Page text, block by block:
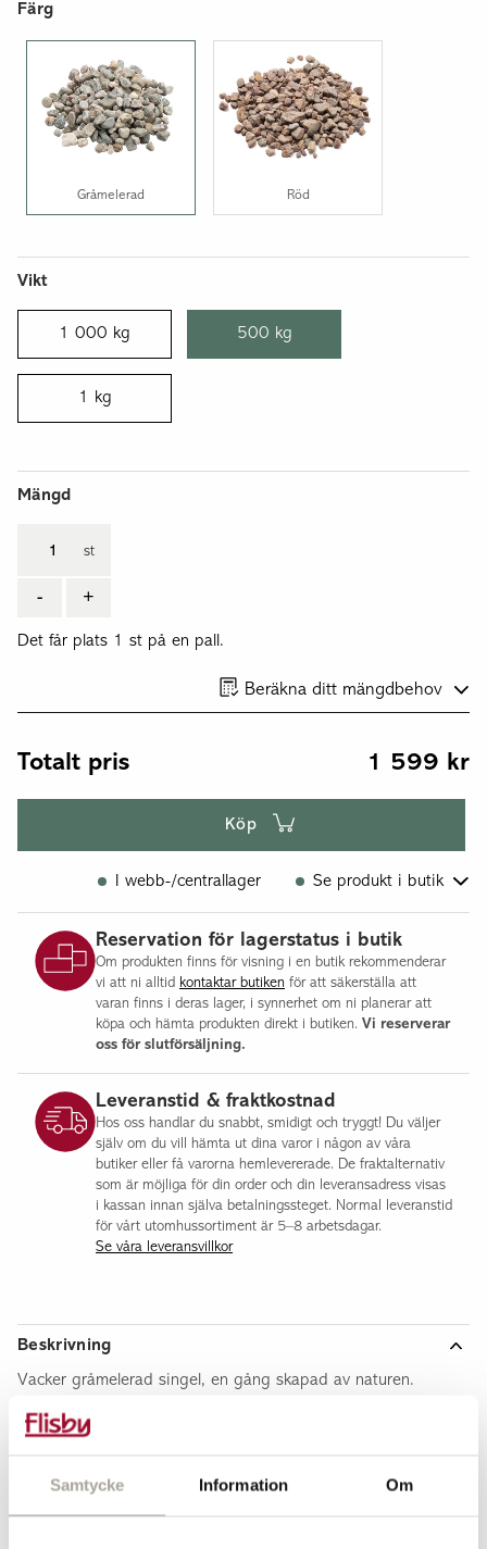
Samtycke Information Om
Beskrivning
Vacker gråmelerad singel, en gång skapad av naturen.
i de flesta trädgårdar tack vare sin melerade färgsättning.
Åtgång
Färg
Gråmelerad Röd
Vikt
1 000 kg 500 kg
1 kg
Mängd
st
- +
Det får plats 1 st på en pall.
Beräkna ditt mängdbehov
Totalt pris 1 599 kr
Köp
I webb-/centrallager Se produkt i butik
Malmö
Flisby
Jönköping
Norsborg
Reservation för lagerstatus i butik
Om produkten finns för visning i en butik rekommenderar
vi att ni alltid kontaktar butiken för att säkerställa att
varan finns i deras lager, i synnerhet om ni planerar att
köpa och hämta produkten direkt i butiken. Vi reserverar
oss för slutförsäljning.
Leveranstid & fraktkostnad
Hos oss handlar du snabbt, smidigt och tryggt! Du väljer
själv om du vill hämta ut dina varor i någon av våra
butiker eller få varorna hemlevererade. De fraktalternativ
som är möjliga för din order och din leveransadress visas
i kassan innan själva betalningssteget. Normal leveranstid
för vårt utomhussortiment är 5–8 arbetsdagar.
Se våra leveransvillkor